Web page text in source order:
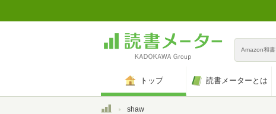
Amazon和書
トップ 読書メーターとは
トップshaw